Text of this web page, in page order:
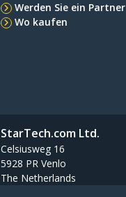
Werden Sie ein Partner
Wo kaufen
StarTech.com Ltd.
Celsiusweg 16
5928 PR Venlo
The Netherlands